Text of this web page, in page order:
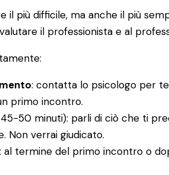
il più difficile, ma anche il più
il professionista e al
: contatta lo psicologo per
primo incontro.
50 minuti): parli di ciò che ti
Non verrai giudicato.
: al termine del primo incontro o